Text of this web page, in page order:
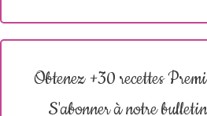
Obtenez +30 recettes
S'abonner à notre